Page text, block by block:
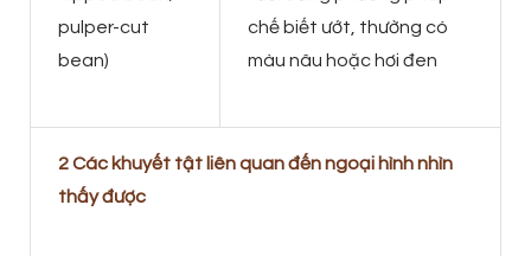
pulper-cut
bean)
chế biết ướt, thường có
màu nâu hoặc hơi đen
2 Các khuyết tật liên quan đến ngoại hình nhìn
thấy được